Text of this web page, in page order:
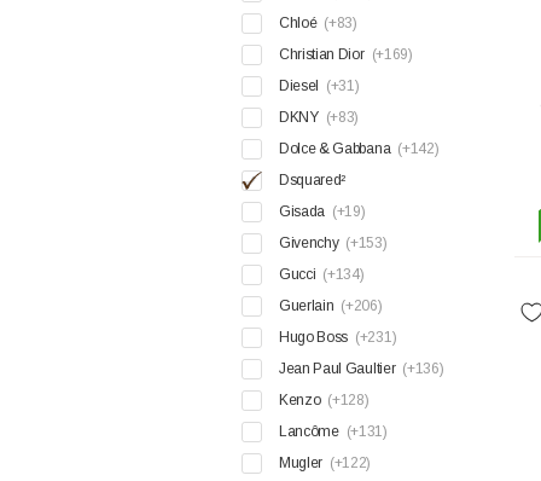
Chloé (+83)
Christian Dior (+169)
Diesel
(+31)
DKNY (+83)
Dolce & Gabbana (+142)
Dsquared²
Gisada (+19)
Givenchy (+153)
Gucci (+134)
Guerlain (+206)
Hugo Boss (+231)
Jean Paul Gaultier (+136)
Kenzo (+128)
Lancôme (+131)
Mugler (+122)